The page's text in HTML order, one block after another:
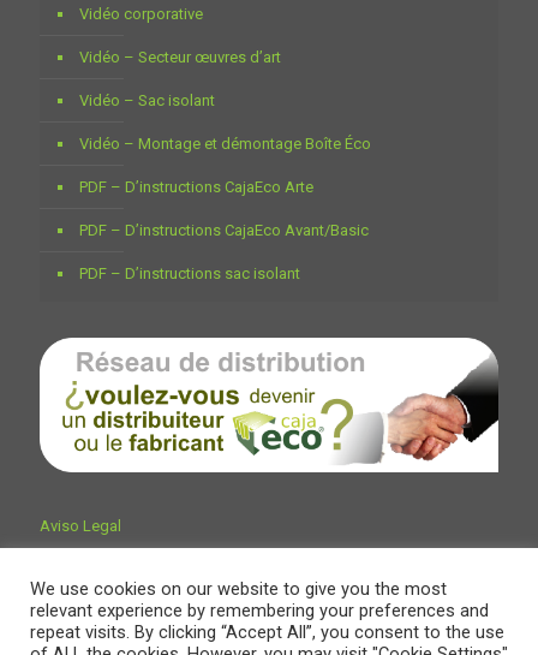
Vidéo corporative
Vidéo – Secteur œuvres d’art
Vidéo – Sac isolant
Vidéo – Montage et démontage Boîte Éco
PDF – D’instructions CajaEco Arte
PDF – D’instructions CajaEco Avant/Basic
PDF – D’instructions sac isolant
Aviso Legal
We use cookies on our website to give you the most
relevant experience by remembering your preferences and
repeat visits. By clicking “Accept All”, you consent to the use